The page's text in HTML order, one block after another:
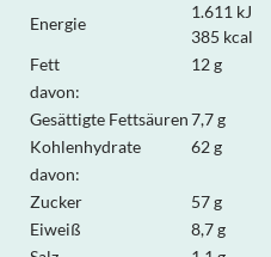
Energie
1.611 kJ
385 kcal
Fett
12 g
davon:
Gesättigte Fettsäuren7,7 g
Kohlenhydrate
62 g
davon:
Zucker
57 g
Eiweiß
8,7 g